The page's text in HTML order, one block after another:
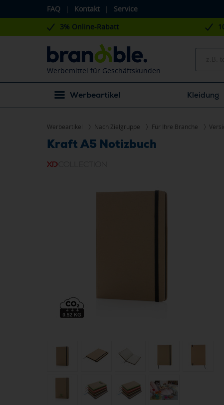
FAQ | Kontakt | Service
3% Online-Rabatt
Werbemittel für Geschäftskunden
Werbeartikel Kleidung
Werbeartikel Nach Zielgruppe Für Ihre Branche
Kraft A5 Notizbuch